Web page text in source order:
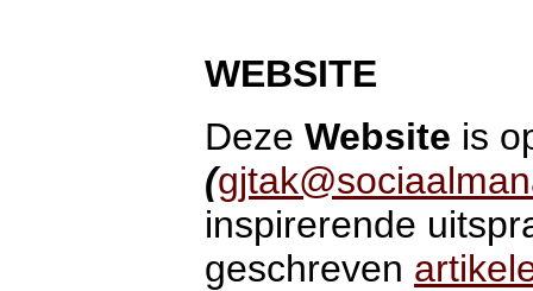
WEBSITE
Deze Website is
(
inspirerende
geschreven